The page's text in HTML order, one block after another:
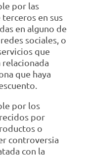
por las
en sus
en alguno de
sociales, o
que
que haya
por los
por
o
controversia
con la